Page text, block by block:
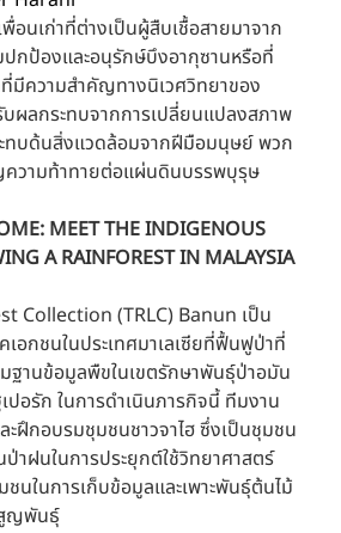
พื่อนเก่าที่ต่างเป็นผู้สืบเชื้อสายมาจาก
กป้องและอนุรักษ์บึงอากุซานหรือที่
มีความสำคัญทางนิเวศวิทยาของ
ผลกระทบจากการเปลี่ยนแปลงสภาพ
ทบด้นสิ่งแวดล้อมจากฝีมือมนุษย์ พวก
ความท้าทายต่อแผ่นดินบรรพบุรุษ
MEET THE INDIGENOUS
A RAINFOREST IN MALAYSIA
Collection (TRLC) Banun เป็น
เอกชนในประเทศมาเลเซียที่ฟื้นฟูป่าที่
ฐานข้อมูลพืขในเขตรักษาพันธุ์ป่าอมัน
ปอรัก ในการดำเนินภารกิจนี้ ทีมงาน
ะฝึกอบรมชุมชนชาวจาไฮ ซึ่งเป็นชุมชน
าฝนในการประยุกต์ใช้วิทยาศาสตร์
ในการเก็บข้อมูลและเพาะพันธุ์ต้นไม้
ญพันธุ์